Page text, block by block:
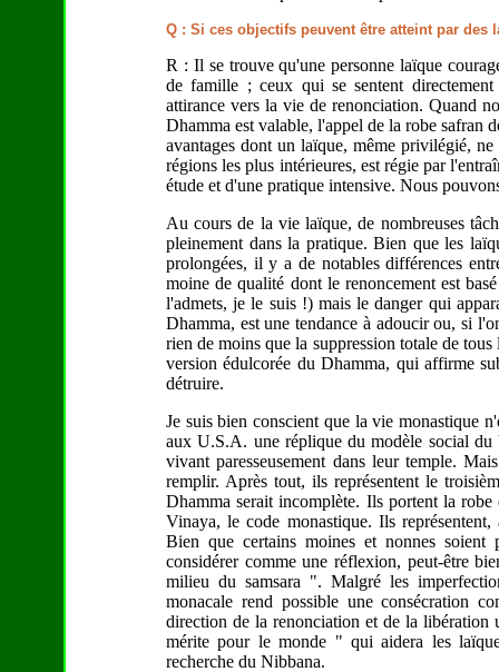
Q : Si ces objectifs peuvent être atteint par
R : Il se trouve qu'une personne laïque
de famille ; ceux qui se sentent
attirance vers la vie de renonciation. Quand
Dhamma est valable, l'appel de la robe safran
avantages dont un laïque, même privilégié,
régions les plus intérieures, est régie par
étude et d'une pratique intensive. Nous
Au cours de la vie laïque, de nombreuses
pleinement dans la pratique. Bien que les
prolongées, il y a de notables différences
moine de qualité dont le renoncement est
l'admets, je le suis !) mais le danger qui
Dhamma, est une tendance à adoucir ou, si
rien de moins que la suppression totale de
version édulcorée du Dhamma, qui affirme
détruire.
Je suis bien conscient que la vie monastique
aux U.S.A. une réplique du modèle social du
vivant paresseusement dans leur temple.
remplir. Après tout, ils représentent le
Dhamma serait incomplète. Ils portent la
Vinaya, le code monastique. Ils
Bien que certains moines et nonnes
considérer comme une réflexion, peut-être
milieu du samsara ". Malgré les
monacale rend possible une consécration
direction de la renonciation et de la
mérite pour le monde " qui aidera les
recherche du Nibbana.